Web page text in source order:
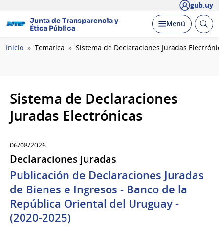
gub.uy
Junta de Transparencia y
Ética Pública
Desplegar
Menú Abrir
Ruta
Inicio Tematica Sistema de Declaraciones Juradas
Sistema de Declaraciones
Juradas Electrónicas
06/08/2026
Declaraciones juradas
Publicación de Declaraciones Juradas
de Bienes e Ingresos - Banco de la
República Oriental del Uruguay -
(2020-2025)